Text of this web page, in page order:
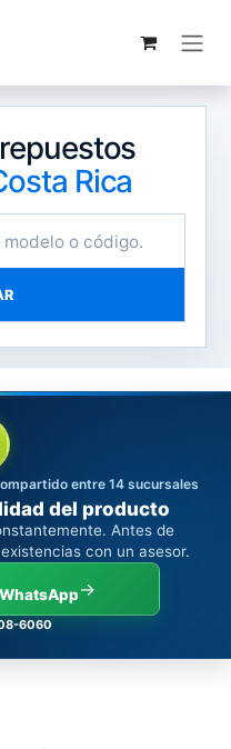
Rica
entre 14 sucursales
del producto
Antes de
con un asesor.
→
6060